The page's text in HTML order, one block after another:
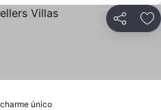
Partilhar
único